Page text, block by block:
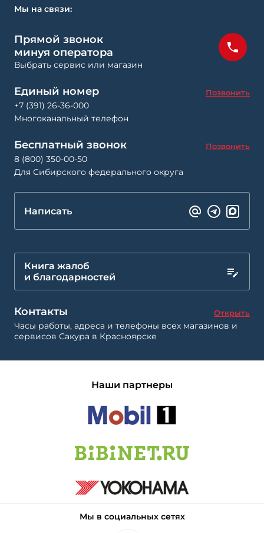
Мы на связи:
Прямой звонок
минуя оператора
Выбрать сервис или магазин
Единый номер Позвонить
+7 (391) 26-36-000
Многоканальный телефон
Бесплатный звонок Позвонить
8 (800) 350-00-50
Для Сибирского федерального округа
Написать
Книга жалоб
и благодарностей
Контакты Открыть
Часы работы, адреса и телефоны всех магазинов и
сервисов Сакура в Красноярске
Наши партнеры
Мы в социальных сетях